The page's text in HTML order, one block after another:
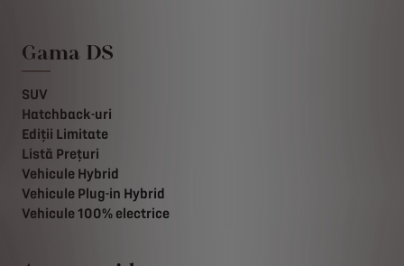
Gama DS
SUV
Hatchback-uri
Ediții Limitate
Listă Prețuri
Vehicule Hybrid
Vehicule Plug-in Hybrid
Vehicule 100% electrice